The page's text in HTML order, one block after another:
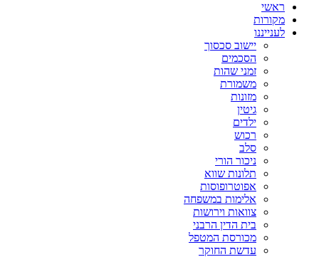
ראשי
מקורות
לענייננו
יישוב סכסוך
הסכמים
זמני שהות
משמורת
מזונות
גיטין
ילדים
רכוש
סלב
ניכור הורי
תלונות שווא
אפוטרופוסות
אלימות במשפחה
צוואות וירושות
בית הדין הרבני
מכורסת המטפל
עדשת החוקר